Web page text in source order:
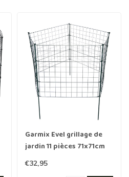
Garmix Evel grillage de
jardin 11 pièces 71x71cm
6X6cm vert
€32,95